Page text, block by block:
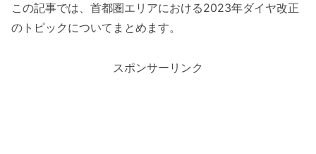
この記事では、首都圏エリアにおける2023年ダイヤ改正
のトピックについてまとめます。
スポンサーリンク